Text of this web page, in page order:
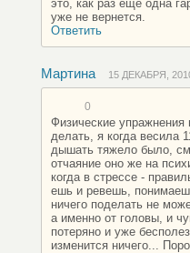
это, как раз еще одна
уже не вернется.
Ответить
Мартина 15 ДЕКАБРЯ,
0
Физические
делать, я когда весила
дышать тяжело было,
отчаяние оно же на
когда в стрессе -
ешь и ревешь,
ничего поделать не
а именно от головы, и
потеряно и уже
изменится ничего...